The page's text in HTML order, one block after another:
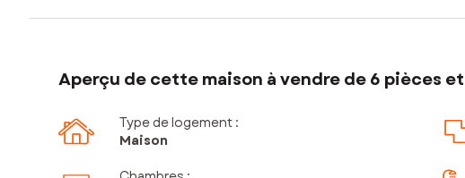
Aperçu de cette maison à vendre de 6 pièces et
Type de logement :
Maison